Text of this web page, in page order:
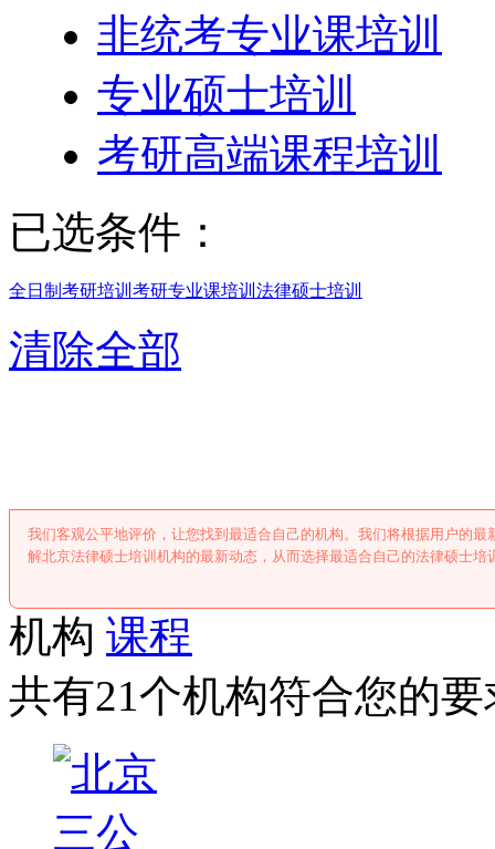
非统考专业课培训
专业硕士培训
考研高端课程培训
已选条件：
全日制考研培训 考研专业课培训 法律硕士培训
清除全部
我们客观公平地评价，让您找到最适合自己的机构。我们将根据用户的
解北京法律硕士培训机构的最新动态，从而选择最适合自己的法律硕士培
机构 课程
共有21个机构符合您的要